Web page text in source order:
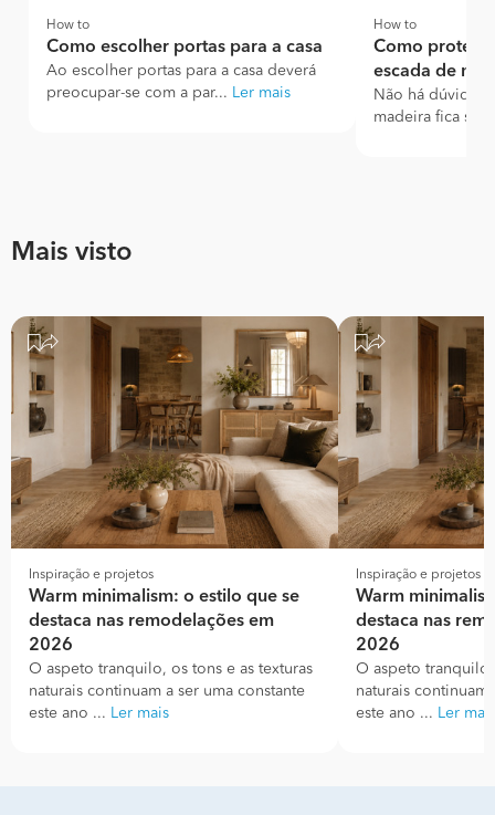
How to
Como escolher portas para a casa
Ao escolher portas para a casa deverá
preocupar-se com a par... Ler mais
How to
Como
escada de
Não há dúvidas
madeira fica
Mais visto
Inspiração e projetos
Warm minimalism: o estilo que se
destaca nas remodelações em
2026
O aspeto tranquilo, os tons e as texturas
naturais continuam a ser uma constante
este ano ... Ler mais
Inspiração e projetos
Warm
destaca nas
2026
O aspeto
naturais continuam
este ano ... Ler mais